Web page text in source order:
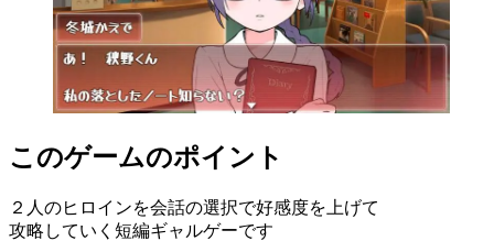
このゲームのポイント
２人のヒロインを会話の選択で好感度を上げて
攻略していく短編ギャルゲーです